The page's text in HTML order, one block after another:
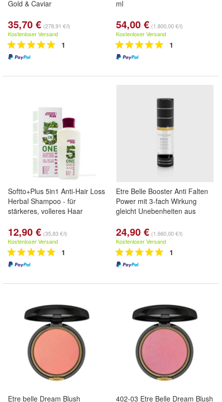
Gold & Caviar
35,70 € (278,91 €/l)
Kostenloser Versand
1
ml
54,00 € (1.800,00 €/l)
Kostenloser Versand
1
Softto+Plus 5in1 Anti-Hair Loss
Herbal Shampoo - für
stärkeres, volleres Haar
12,90 € (35,83 €/l)
Kostenloser Versand
1
Etre Belle Booster Anti Falten
Power mit 3-fach Wirkung
gleicht Unebenheiten aus
24,90 € (1.660,00 €/l)
Kostenloser Versand
1
Etre belle Dream Blush 402-03 Etre Belle Dream Blush